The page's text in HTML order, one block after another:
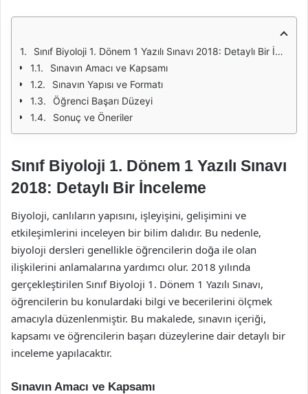
Sınıf Biyoloji 1. Dönem 1 Yazılı Sınavı 2018: Detaylı Bir İnceleme
Sınavın Amacı ve Kapsamı
Sınavın Yapısı ve Formatı
Öğrenci Başarı Düzeyi
Sonuç ve Öneriler
Sınıf Biyoloji 1. Dönem 1 Yazılı Sınavı
2018: Detaylı Bir İnceleme
Biyoloji, canlıların yapısını, işleyişini, gelişimini ve
etkileşimlerini inceleyen bir bilim dalıdır. Bu nedenle,
biyoloji dersleri genellikle öğrencilerin doğa ile olan
ilişkilerini anlamalarına yardımcı olur. 2018 yılında
gerçekleştirilen Sınıf Biyoloji 1. Dönem 1 Yazılı Sınavı,
öğrencilerin bu konulardaki bilgi ve becerilerini ölçmek
amacıyla düzenlenmiştir. Bu makalede, sınavın içeriği,
kapsamı ve öğrencilerin başarı düzeylerine dair detaylı bir
inceleme yapılacaktır.
Sınavın Amacı ve Kapsamı